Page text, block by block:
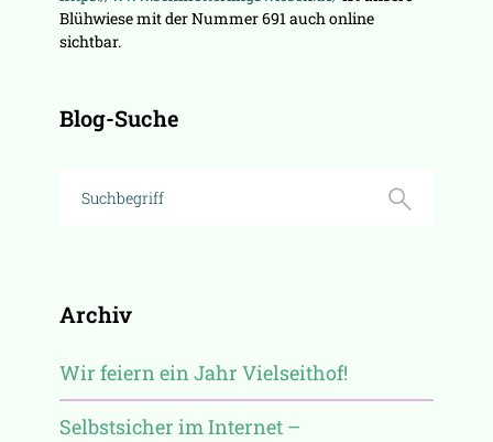
Blühwiese mit der Nummer 691 auch online
sichtbar.
Blog-Suche
Archiv
Wir feiern ein Jahr Vielseithof!
Selbstsicher im Internet –